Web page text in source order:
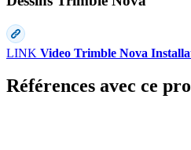
LINK Video Trimble Nova
Références avec ce